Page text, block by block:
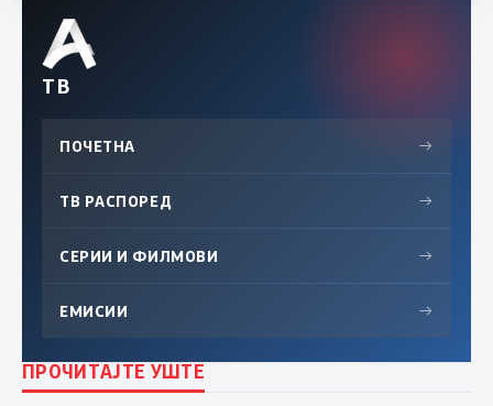
ТВ
ПОЧЕТНА →
ТВ РАСПОРЕД →
СЕРИИ И ФИЛМОВИ →
ЕМИСИИ →
ПРОЧИТАЈТЕ УШТЕ